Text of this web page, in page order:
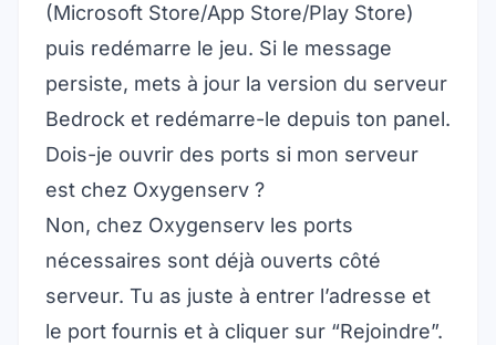
(Microsoft Store/App Store/Play Store)
puis redémarre le jeu. Si le message
persiste, mets à jour la version du serveur
Bedrock et redémarre-le depuis ton panel.
Dois-je ouvrir des ports si mon serveur
est chez Oxygenserv ?
Non, chez Oxygenserv les ports
nécessaires sont déjà ouverts côté
serveur. Tu as juste à entrer l’adresse et
le port fournis et à cliquer sur “Rejoindre”.